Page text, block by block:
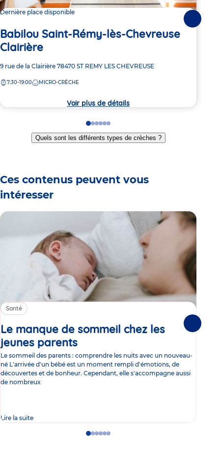
Dernière place disponible
Babilou Saint-Rémy-lès-Chevreuse
Clairière
Adresse
la
9 rue de la Clairière 78470 ST REMY LES CHEVREUSE
7:30-19:00 MICRO-CRÈCHE
Voir plus de détails
Go
to
slide
Go
to
slide
Go
to
slide
Go
to
slide
Go
to
slide
Go
to
slide
Quels sont les différents types de crèches ?
Ces contenus peuvent vous
intéresser
Santé
Le manque de sommeil chez les
jeunes parents
Le sommeil des parents : comprendre les nuits avec un nouveau-
né L'arrivée d'un bébé est un moment rempli d'émotions, de
découvertes et de bonheur. Cependant, elle s'accompagne aussi
de nombreux
Lire la suite
GoGoGoGo
GoGo